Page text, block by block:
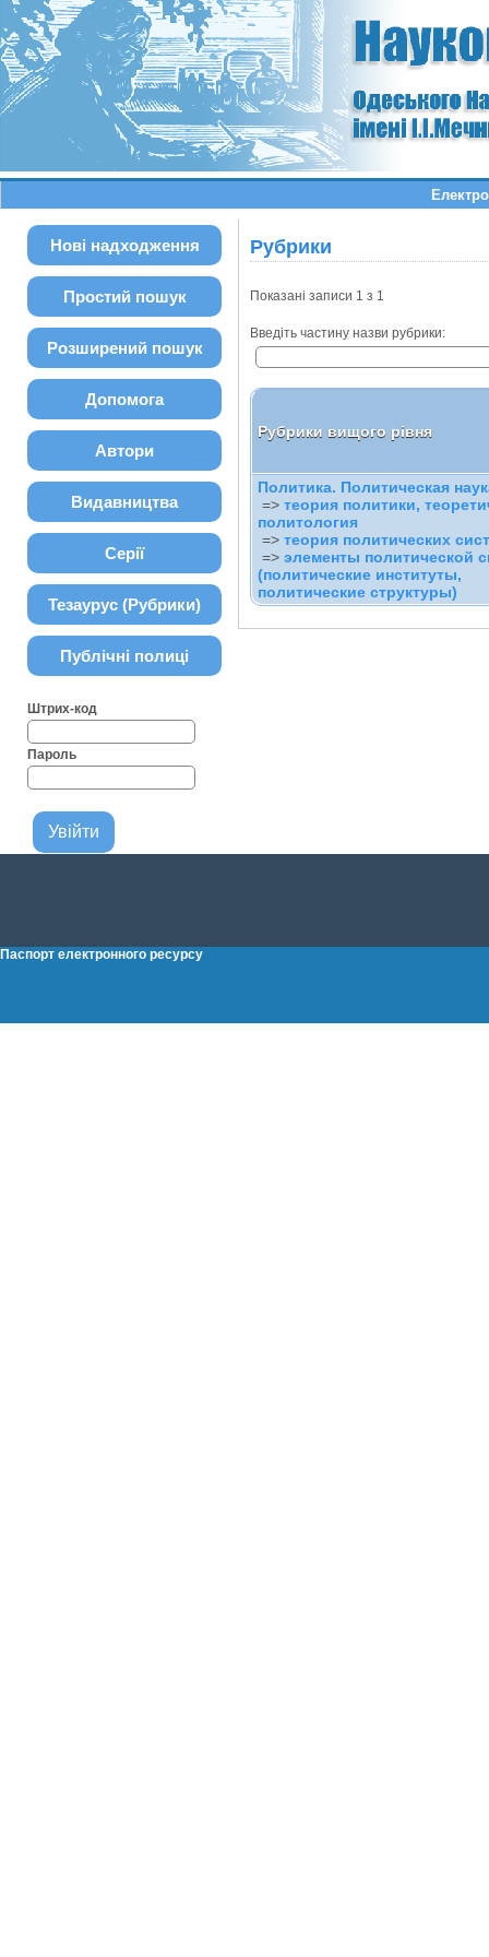
Нові надходження
Простий пошук
Розширений пошук
Допомога
Автори
Видавництва
Серії
Тезаурус (Рубрики)
Публічні полиці
Штрих-код
Пароль
Рубрики
Показані записи 1 з 1
Введіть частину назви рубрики:
Рубрики вищого рівня
Политика. Политическая
=> теория политики,
политология
=> теория политических
=> элементы политической
(политические институты,
политические структуры)
Паспорт електронного ресурсу